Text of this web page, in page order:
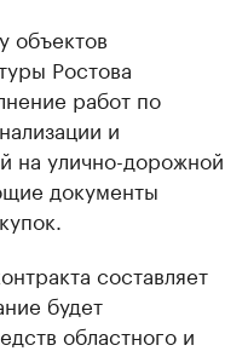
объектов
Ростова
работ по
и
на улично-дорожной
документы
составляет
будет
областного и